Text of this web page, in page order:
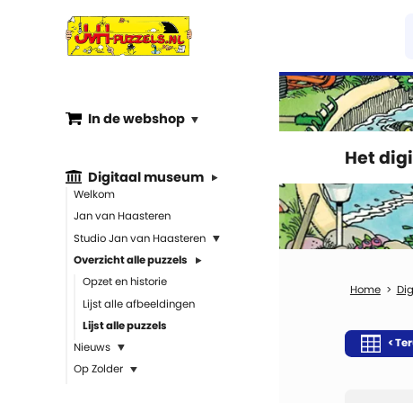
Het
In de webshop
Digitaal museum
Welkom
Jan van Haasteren
Studio Jan van Haasteren
Overzicht alle puzzels
Opzet en historie
Lijst alle afbeeldingen
Lijst alle puzzels
Nieuws
Op Zolder
<